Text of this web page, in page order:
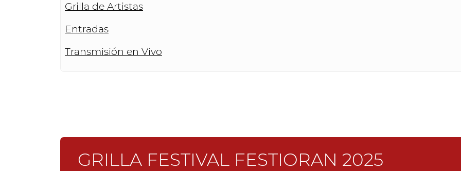
Grilla de Artistas
Entradas
Transmisión en Vivo
GRILLA FESTIVAL FESTIORAN 2025